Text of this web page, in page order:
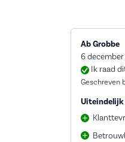
Ab Grobbe
6
Ik raad
Geschreven
Uiteindelijk